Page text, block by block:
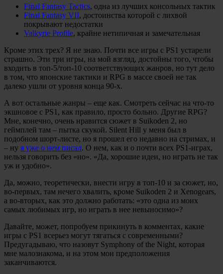
Final Fantasy Tactics, одна из лучших консольных тактик
Final Fantasy VII, достоинства которой с лихвой
покрывают недостатки
Valkyrie Profile, крайне нетипичная и замечательная
Кроме этих трех? Я не знаю. Почти все игры с PS1 устарели
страшно. Эти три игры, на мой взгляд, достойны того, чтобы
входить в топ-5/топ-10 соответствующих жанров, но тут дело
в том, что японские тактики и RPG в массе своей не так
далеко ушли от уровня конца 90-х.
А вот остальные жанры – еще как. Смотреть сейчас на что-то
экшновое с PS1, как правило, просто больно. Другие RPG?
Мне, конечно, очень нравится сюжет в Suikoden 2, но
геймплей там – пытка скукой. Silent Hill у меня был в
подобном шорт-листе, но я прошел его недавно на стримах, и
– ну я уже о нем писал. О нем, как и о почти всех PS1-играх,
нельзя говорить без «но». «Да, хорошие идеи, но играть не так
уж и удобно».
Да, можно, теоретически, внести игру в топ-10 и за сюжет, но,
во-первых, там нечего хвалить, кроме Suikoden 2 и Xenogears,
а во-вторых, как это должно работать: «это одна из моих
самых любимых игр, но играть в нее невыносимо»?
Давайте, может, попробуем прикинуть в комментах, какие
игры с PS1 всерьез могут тягаться с современными?
Предугадываю, что назовут Symphony of the Night, которая
мне малознакома, и на этом мои предположения
заканчиваются.